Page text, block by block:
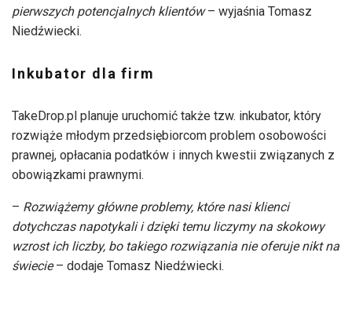
pierwszych potencjalnych klientów– wyjaśnia Tomasz
Niedźwiecki.
Inkubator dla firm
TakeDrop.pl planuje uruchomić także tzw. inkubator, który
rozwiąże młodym przedsiębiorcom problem osobowości
prawnej, opłacania podatków i innych kwestii związanych z
obowiązkami prawnymi.
– Rozwiążemy główne problemy, które nasi klienci
dotychczas napotykali i dzięki temu liczymy na skokowy
wzrost ich liczby, bo takiego rozwiązania nie oferuje nikt na
świecie– dodaje Tomasz Niedźwiecki.